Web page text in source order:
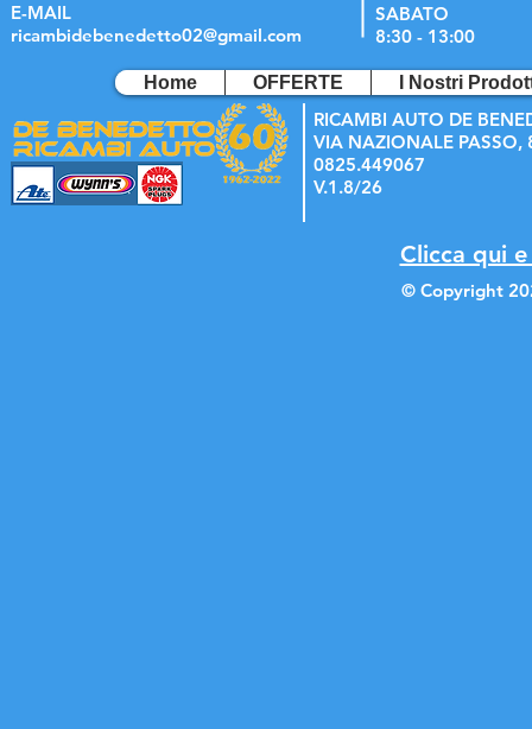
E-MAIL
ricambidebenedetto02@gmail.com
SABATO
8:30 - 13:00
Home OFFERTE I Nostri
RICAMBI AUTO DE
VIA NAZIONALE PASSO,
0825.449067
V.1.8/26
Clicca qui
© Copyright